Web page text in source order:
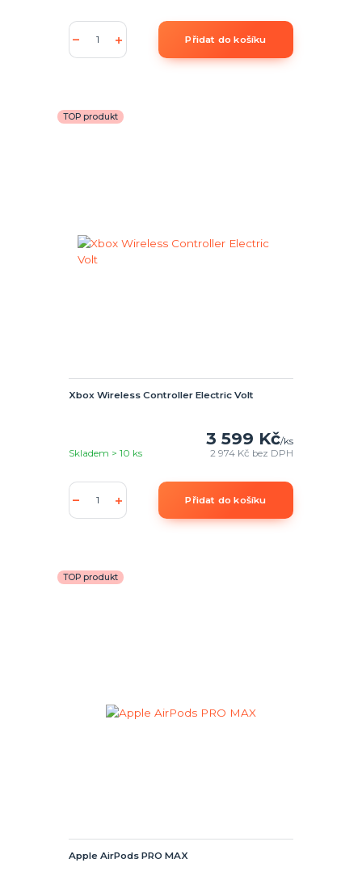
Přidat do košíku
TOP produkt
Xbox Wireless Controller Electric Volt
3 599 Kč/ks
2 974 Kč bez DPH
Skladem > 10 ks
Přidat do košíku
TOP produkt
Apple AirPods PRO MAX